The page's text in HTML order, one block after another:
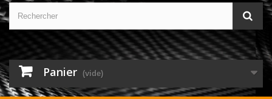
Panier (vide)